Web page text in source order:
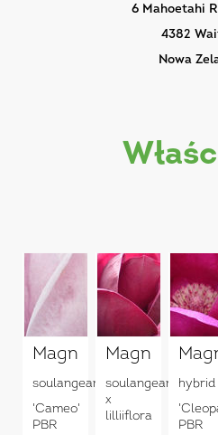
6 Mahoetahi
4382
Nowa
Magnolia
soulangeana
'Cameo'
PBR
Magnolia
soulangeana
x
lilliiflora
hybrid
PBR